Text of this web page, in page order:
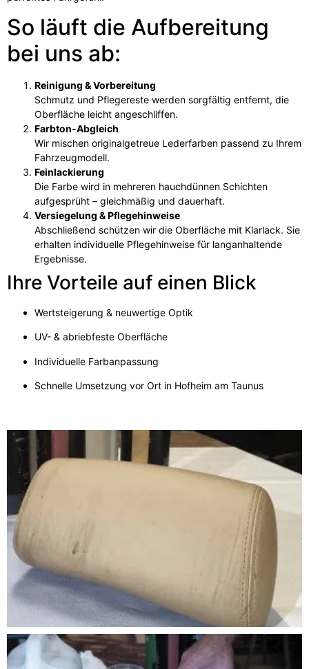
So läuft die Aufbereitung
bei uns ab:
Reinigung & Vorbereitung
Schmutz und Pflegereste werden sorgfältig entfernt, die
Oberfläche leicht angeschliffen.
Farbton-Abgleich
Wir mischen originalgetreue Lederfarben passend zu Ihrem
Fahrzeugmodell.
Feinlackierung
Die Farbe wird in mehreren hauchdünnen Schichten
aufgesprüht – gleichmäßig und dauerhaft.
Versiegelung & Pflegehinweise
Abschließend schützen wir die Oberfläche mit Klarlack. Sie
erhalten individuelle Pflegehinweise für langanhaltende
Ergebnisse.
Ihre Vorteile auf einen Blick
Wertsteigerung & neuwertige Optik
UV- & abriebfeste Oberfläche
Individuelle Farbanpassung
Schnelle Umsetzung vor Ort in Hofheim am Taunus